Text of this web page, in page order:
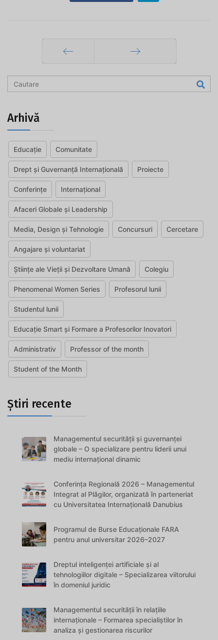
Prec Mai departe
Arhivă
Educație Comunitate
Drept și Guvernanță Internațională Proiecte
Conferințe Internațional
Afaceri Globale și Leadership
Media, Design și Tehnologie Concursuri Cercetare
Angajare și voluntariat
Științe ale Vieții și Dezvoltare Umană Colegiu
Phenomenal Women Series Profesorul lunii
Studentul lunii
Educație Smart și Formare a Profesorilor Inovatori
Administrativ Professor of the month
Student of the Month
Știri recente
Managementul securității și guvernanței
globale – O specializare pentru liderii unui
mediu internațional dinamic
Conferința Regională 2026 – Managementul
Integrat al Plăgilor, organizată în parteneriat
cu Universitatea Internațională Danubius
Programul de Burse Educaționale FARA
pentru anul universitar 2026–2027
Dreptul inteligenței artificiale și al
tehnologiilor digitale – Specializarea viitorului
în domeniul juridic
Managementul securității în relațiile
internaționale – Formarea specialiștilor în
analiza și gestionarea riscurilor